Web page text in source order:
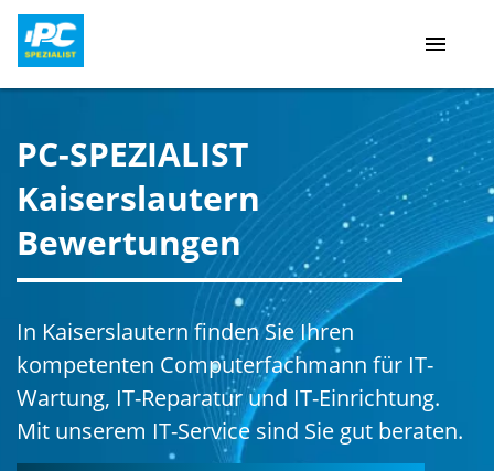
menu
PC-SPEZIALIST
Kaiserslautern
Bewertungen
In Kaiserslautern finden Sie Ihren
kompetenten Computerfachmann für IT-
Wartung, IT-Reparatur und IT-Einrichtung.
Mit unserem IT-Service sind Sie gut beraten.